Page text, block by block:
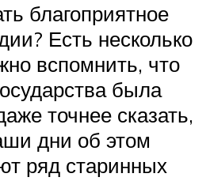
благоприятное
Есть несколько
вспомнить, что
была
точнее сказать,
дни об этом
ряд старинных